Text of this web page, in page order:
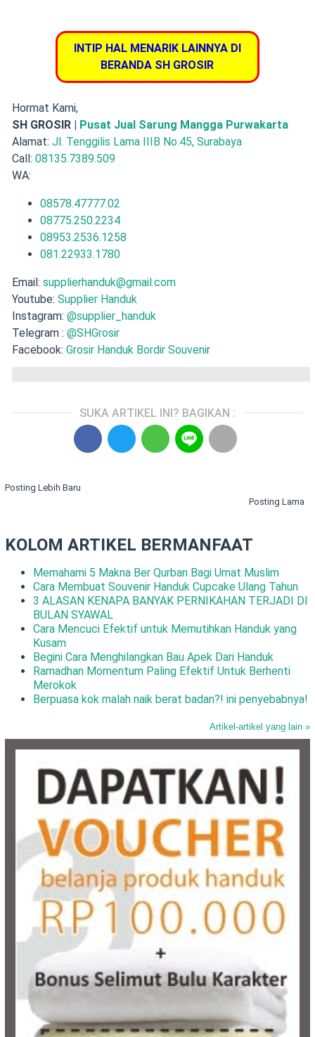
INTIP HAL MENARIK LAINNYA DI
BERANDA SH GROSIR
Hormat Kami,
SH GROSIR | Pusat Jual Sarung Mangga Purwakarta
Alamat: Jl. Tenggilis Lama IIIB No.45, Surabaya
Call: 08135.7389.509
WA:
08578.47777.02
08775.250.2234
08953.2536.1258
081.22933.1780
Email: supplierhanduk@gmail.com
Youtube: Supplier Handuk
Instagram: @supplier_handuk
Telegram : @SHGrosir
Facebook: Grosir Handuk Bordir Souvenir
SUKA ARTIKEL INI? BAGIKAN :
Posting Lebih Baru
Posting Lama
KOLOM ARTIKEL BERMANFAAT
Memahami 5 Makna Ber Qurban Bagi Umat Muslim
Cara Membuat Souvenir Handuk Cupcake Ulang Tahun
3 ALASAN KENAPA BANYAK PERNIKAHAN TERJADI DI
BULAN SYAWAL
Cara Mencuci Efektif untuk Memutihkan Handuk yang
Kusam
Begini Cara Menghilangkan Bau Apek Dari Handuk
Ramadhan Momentum Paling Efektif Untuk Berhenti
Merokok
Berpuasa kok malah naik berat badan?! ini penyebabnya!
Artikel-artikel yang lain »